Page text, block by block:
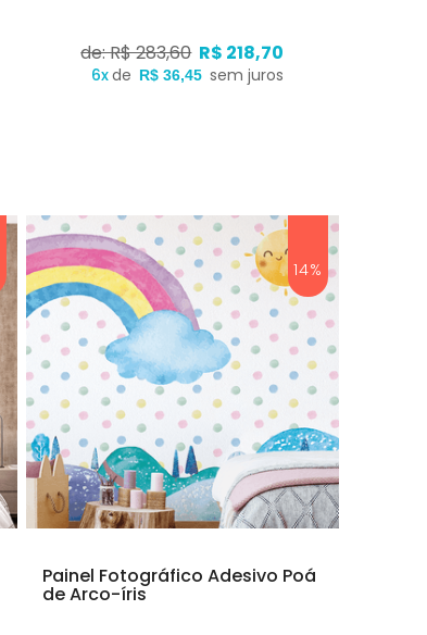
de: R$ 283,60 R$ 218,70
6xde R$ 36,45 sem juros
14%
Painel Fotográfico Adesivo Poá
de Arco-íris